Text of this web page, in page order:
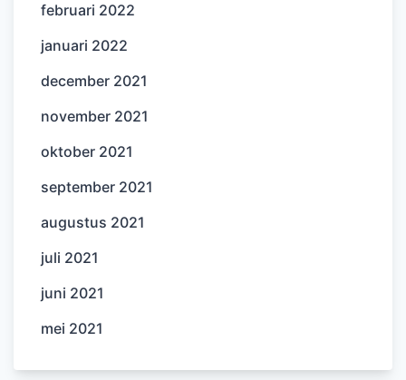
februari 2022
januari 2022
december 2021
november 2021
oktober 2021
september 2021
augustus 2021
juli 2021
juni 2021
mei 2021